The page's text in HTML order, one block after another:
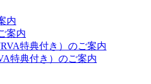
内
案内
特典付き）のご案内
特典付き）のご案内